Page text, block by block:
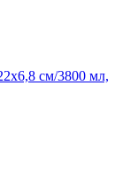
см/3800 мл,